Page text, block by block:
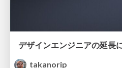
takanorip